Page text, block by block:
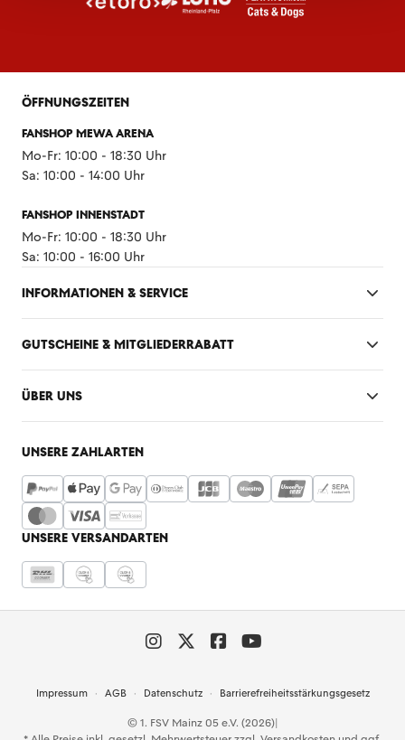
ÖFFNUNGSZEITEN
FANSHOP MEWA ARENA
Mo-Fr: 10:00 - 18:30 Uhr
Sa: 10:00 - 14:00 Uhr
FANSHOP INNENSTADT
Mo-Fr: 10:00 - 18:30 Uhr
Sa: 10:00 - 16:00 Uhr
INFORMATIONEN & SERVICE
GUTSCHEINE & MITGLIEDERRABATT
ÜBER UNS
UNSERE ZAHLARTEN
UNSERE VERSANDARTEN
Impressum AGB Datenschutz Barrierefreiheitsstärkungsgesetz
© 1. FSV Mainz 05 e.V. (2026)|